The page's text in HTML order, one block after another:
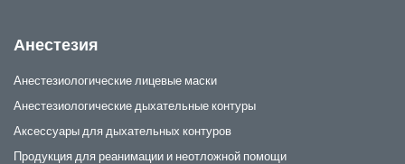
Анестезия
Анестезиологические лицевые маски
Анестезиологические дыхательные контуры
Аксессуары для дыхательных контуров
Продукция для реанимации и неотложной помощи